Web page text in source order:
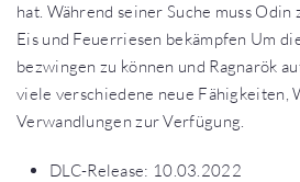
hat. Während seiner Suche muss
Eis und Feuerriesen bekämpfen Um
bezwingen zu können und Ragnarök
viele verschiedene neue Fähigkeiten,
Verwandlungen zur Verfügung.
DLC-Release: 10.03.2022